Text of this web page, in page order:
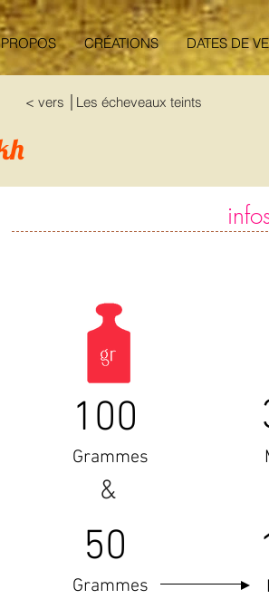
CRÉATIONS DATES DE
< vers │Les écheveaux teints
100
Grammes
&
50
Grammes